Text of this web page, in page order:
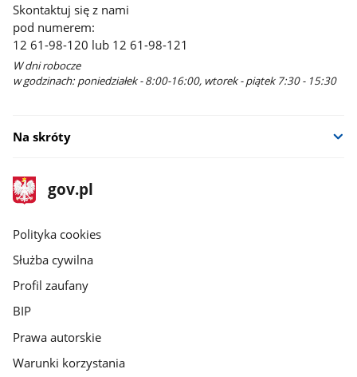
Skontaktuj się z nami
pod numerem:
12 61-98-120 lub 12 61-98-121
W dni robocze
w godzinach: poniedziałek - 8:00-16:00, wtorek - piątek 7:30 - 15:30
Na skróty
stopka
gov.pl
Strona
gov.pl
gov.pl
Polityka cookies
Służba cywilna
Profil zaufany
BIP
Prawa autorskie
Warunki korzystania